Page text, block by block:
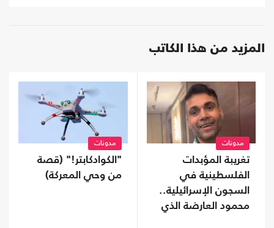
المزيد من هذا الكاتب
مدونات
تغريبة المؤبدات
الفلسطينية في
السجون الإسرائيلية..
محمود العارضة الذي
مدونات
"الكوادكابتر!" (قصة
من وحي المعركة)